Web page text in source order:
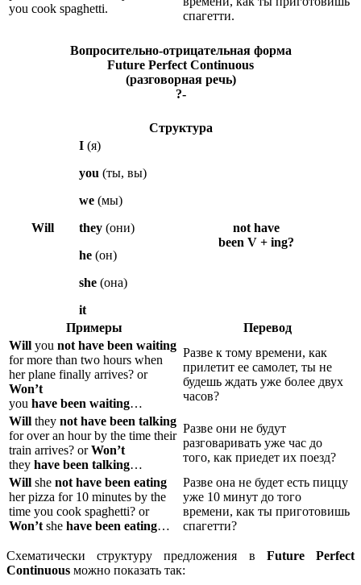
you cook spaghetti.
спагетти.
Вопросительно-отрицательная форма
Future Perfect Continuous
(разговорная речь)
?-
Структура
Will
I (я)
you (ты, вы)
we (мы)
they (они)
he (он)
she (она)
it
not have
been V + ing?
Примеры
Перевод
Will you not have been waiting
for more than two hours when
her plane finally arrives? or
Won’t
you have been waiting…
Разве к тому времени, как
прилетит ее самолет, ты не
будешь ждать уже более двух
часов?
Will they not have been talking
for over an hour by the time their
train arrives? orWon’t
they have been talking…
Разве они не будут
разговаривать уже час до
того, как приедет их поезд?
Will she not have been eating
her pizza for 10 minutes by the
time you cook spaghetti? or
Won’t she have been eating…
Разве она не будет есть пиццу
уже 10 минут до того
времени, как ты приготовишь
спагетти?
Схематически структуру предложения в Future Perfect
Continuous можно показать так: